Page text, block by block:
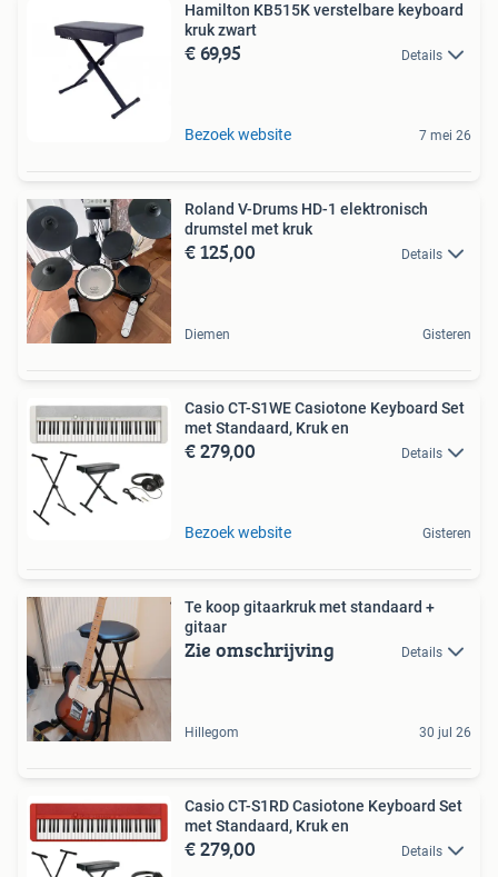
Hamilton KB515K verstelbare keyboard
kruk zwart
€ 69,95 Details
Bezoek website 7 mei 26
Roland V-Drums HD-1 elektronisch
drumstel met kruk
€ 125,00 Details
Diemen Gisteren
Casio CT-S1WE Casiotone Keyboard Set
met Standaard, Kruk en
€ 279,00 Details
Bezoek website Gisteren
Te koop gitaarkruk met standaard +
gitaar
Zie omschrijving Details
Hillegom 30 jul 26
Casio CT-S1RD Casiotone Keyboard Set
met Standaard, Kruk en
€ 279,00 Details